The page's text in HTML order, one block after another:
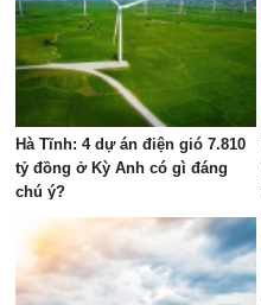
Hà Tĩnh: 4 dự án điện gió 7.810
tỷ đồng ở Kỳ Anh có gì đáng
chú ý?